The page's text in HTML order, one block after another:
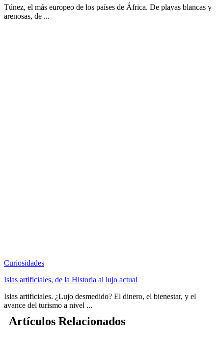
Túnez, el más europeo de los países de África. De playas blancas y
arenosas, de ...
Curiosidades
Islas artificiales, de la Historia al lujo actual
Islas artificiales. ¿Lujo desmedido? El dinero, el bienestar, y el
avance del turismo a nivel ...
Artículos Relacionados